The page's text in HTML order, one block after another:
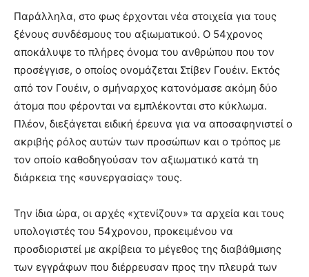
Παράλληλα, στο φως έρχονται νέα στοιχεία για τους
ξένους συνδέσμους του αξιωματικού. Ο 54χρονος
αποκάλυψε το πλήρες όνομα του ανθρώπου που τον
προσέγγισε, ο οποίος ονομάζεται Στίβεν Γουέιν. Εκτός
από τον Γουέιν, ο σμήναρχος κατονόμασε ακόμη δύο
άτομα που φέρονται να εμπλέκονται στο κύκλωμα.
Πλέον, διεξάγεται ειδική έρευνα για να αποσαφηνιστεί ο
ακριβής ρόλος αυτών των προσώπων και ο τρόπος με
τον οποίο καθοδηγούσαν τον αξιωματικό κατά τη
διάρκεια της «συνεργασίας» τους.
Την ίδια ώρα, οι αρχές «χτενίζουν» τα αρχεία και τους
υπολογιστές του 54χρονου, προκειμένου να
προσδιοριστεί με ακρίβεια το μέγεθος της διαβάθμισης
των εγγράφων που διέρρευσαν προς την πλευρά των